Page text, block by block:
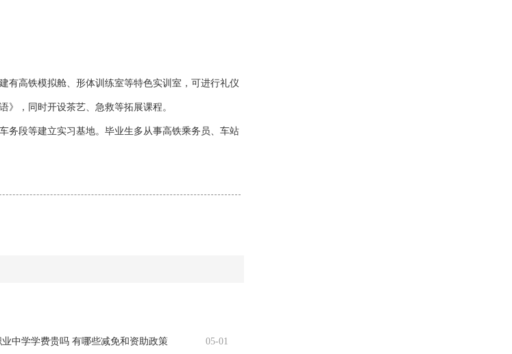
有高铁模拟舱、形体训练室等特色实训室，可进行礼仪
》，同时开设茶艺、急救等拓展课程。
务段等建立实习基地。毕业生多从事高铁乘务员、车站
中学学费贵吗 有哪些减免和资助政策 05-01